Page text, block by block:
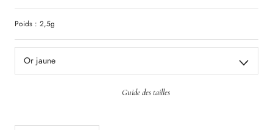
Poids : 2,5g
Or jaune
Guide des tailles